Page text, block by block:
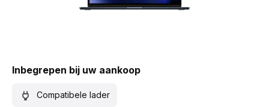
Inbegrepen bij uw aankoop
Compatibele lader